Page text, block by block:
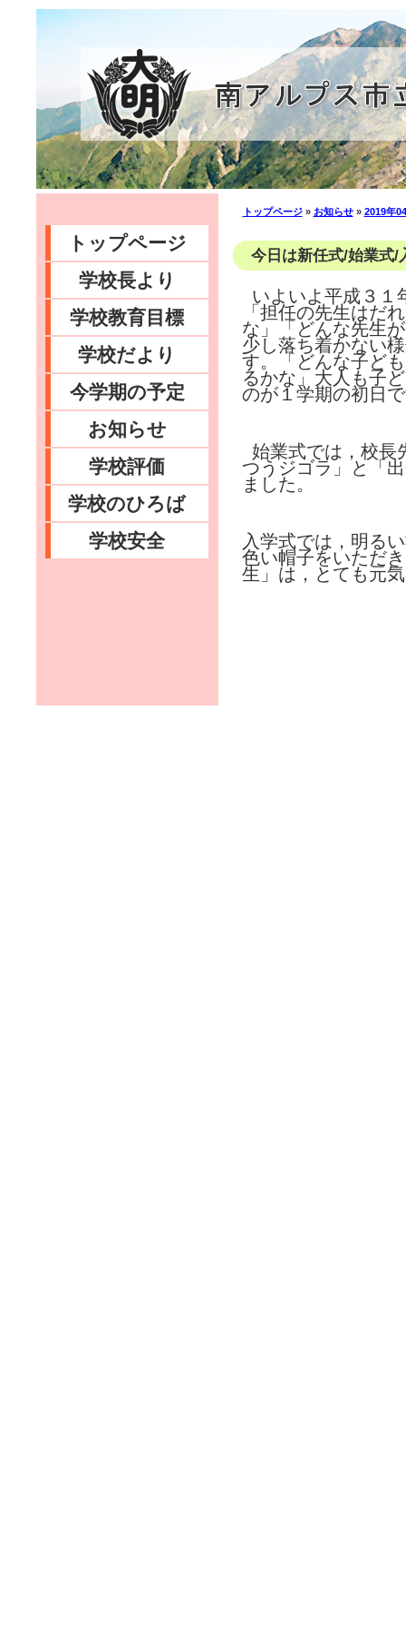
トップページ
学校長より
学校教育目標
学校だより
今学期の予定
お知らせ
学校評価
学校のひろば
学校安全
トップページ» お知らせ» 2019年
今日は新任式/始業式
いよいよ平成３１
「担任の先生はだ
な」「どんな先生
少し落ち着かない
す。「どんな子ど
るかな」大人も子
のが１学期の初日
始業式では，校長
つうジゴラ」と「
ました。
入学式では，明る
色い帽子をいただ
生」は，とても元